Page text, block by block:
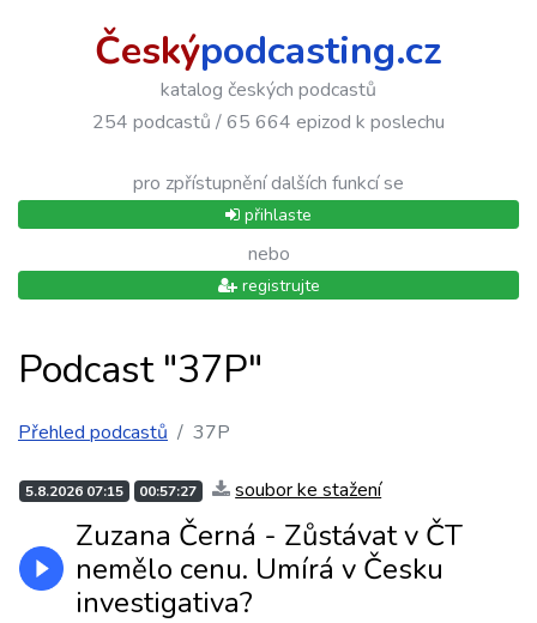
Českýpodcasting.cz
katalog českých podcastů
254 podcastů / 65 664 epizod k poslechu
pro zpřístupnění dalších funkcí se
přihlaste
nebo
registrujte
Podcast "37P"
Přehled podcastů 37P
5.8.2026 07:15 00:57:27 soubor ke stažení
Zuzana Černá - Zůstávat v ČT
nemělo cenu. Umírá v Česku
investigativa?